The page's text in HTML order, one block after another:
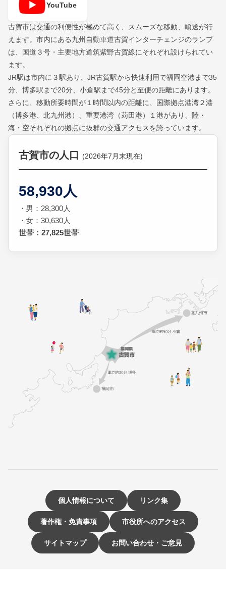
YouTube
古賀市は交通の利便性が極めて高く、スムーズな移動、輸送が行
えます。市内にある九州自動車道古賀インターチェンジのランプ
は、国道３号・主要地方道筑紫野古賀線にそれぞれ設けられてい
ます。
JR駅は市内に３駅あり、JR古賀駅から快速利用で福岡空港まで35
分、博多駅まで20分、小倉駅まで45分と至便の距離にあります。
さらに、移動所要時間が１時間以内の距離に、国際拠点港湾２港
（博多港、北九州港）、重要港湾（苅田港）１港があり、陸・
海・空それぞれの拠点に抜群の交通アクセスを誇っています。
古賀市の人口 (2026年7月末現在)
58,930人
男：28,300人
女：30,630人
世帯：27,825世帯
個人情報について リンク集
著作権・免責事項 市役所へのアクセス
サイトマップ お問い合わせ・ご意見